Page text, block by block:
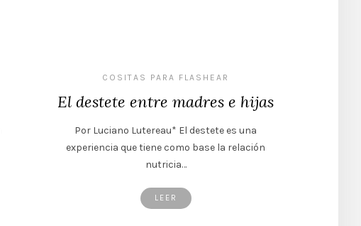
COSITAS PARA FLASHEAR
El destete entre madres e hijas
Por Luciano Lutereau* El destete es una
experiencia que tiene como base la relación
nutricia…
LEER